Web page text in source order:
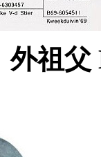
外祖父